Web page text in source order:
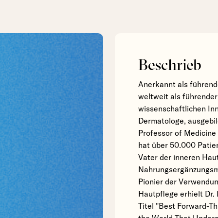
Beschrieb
Anerkannt als
weltweit als
wissenschaftlichen
Dermatologe,
Professor of
hat über 50.000
Vater der inneren
Pionier der
Hautpflege erhielt Dr.
Titel "Best Forward-